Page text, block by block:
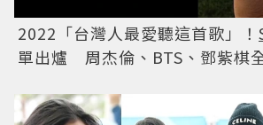
2022「台灣人最愛聽這首歌」！
單出爐 周杰倫、BTS、鄧紫棋